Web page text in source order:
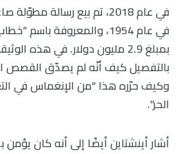
في عام 2018، تم بيع رسالة
في عام 1954، والمعروفة باسم
بمبلغ 2.9 مليون دولار. في هذه
بالتفصيل كيف أنّه لم يصدّق القصص
وكيف حرّره هذا “من الإنغماس في
الحر”.
أشار أينشتاين أيضًا إلى أنه كان يؤمن